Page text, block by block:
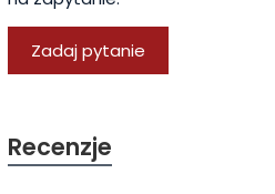
Zadaj pytanie
Recenzje